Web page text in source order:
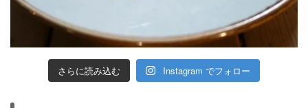
さらに読み込む Instagram でフォロー